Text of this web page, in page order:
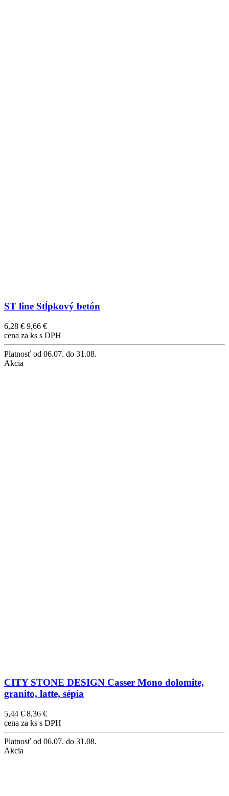
ST line Stĺpkový betón
6,28 € 9,66 €
cena za ks s DPH
Platnosť od 06.07. do 31.08.
Akcia
CITY STONE DESIGN Casser Mono dolomite,
granito, latte, sépia
5,44 € 8,36 €
cena za ks s DPH
Platnosť od 06.07. do 31.08.
Akcia